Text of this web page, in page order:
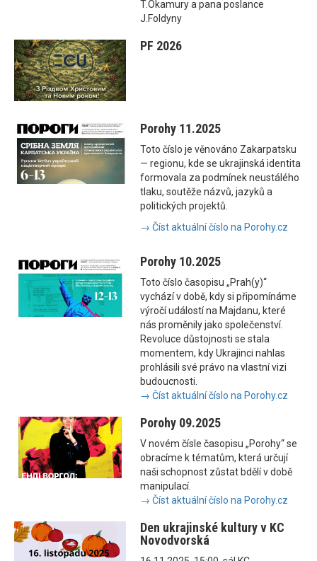
T.Okamury a pana poslance
J.Foldyny
PF 2026
Porohy 11.2025
Toto číslo je věnováno Zakarpatsku
— regionu, kde se ukrajinská identita
formovala za podmínek neustálého
tlaku, soutěže názvů, jazyků a
politických projektů.
→ Číst aktuální číslo na Porohy.cz
Porohy 10.2025
Toto číslo časopisu „Prah(y)“
vychází v době, kdy si připomínáme
výročí událostí na Majdanu, které
nás proměnily jako společenství.
Revoluce důstojnosti se stala
momentem, kdy Ukrajinci nahlas
prohlásili své právo na vlastní vizi
budoucnosti.
→ Číst aktuální číslo na Porohy.cz
Porohy 09.2025
V novém čísle časopisu „Porohy“ se
obracíme k tématům, která určují
naši schopnost zůstat bdělí v době
manipulací.
→ Číst aktuální číslo na Porohy.cz
Den ukrajinské kultury v KC
Novodvorská